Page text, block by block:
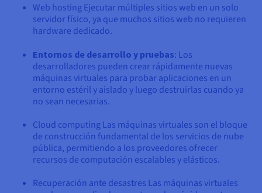
Web hosting Ejecutar múltiples sitios web en un solo
servidor físico, ya que muchos sitios web no requieren
hardware dedicado.
Entornos de desarrollo y pruebas: Los
desarrolladores pueden crear rápidamente nuevas
máquinas virtuales para probar aplicaciones en un
entorno estéril y aislado y luego destruirlas cuando ya
no sean necesarias.
Cloud computing Las máquinas virtuales son el bloque
de construcción fundamental de los servicios de nube
pública, permitiendo a los proveedores ofrecer
recursos de computación escalables y elásticos.
Recuperación ante desastres Las máquinas virtuales